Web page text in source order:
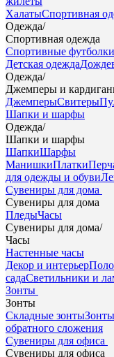
ХалатыСпортивная
Одежда/
Спортивная одежда
Спортивные футболки
Детская одежда
Одежда/
Джемперы и
ДжемперыСвитеры
Шапки и шарфы
Одежда/
Шапки и шарфы
ШапкиШарфы
МанишкиПлатки
для одежды и обуви
Сувениры для дома
Сувениры для дома
ПледыЧасы
Сувениры для дома/
Часы
Настенные часы
Декор и интерьер
садаСветильники и
Зонты
Зонты
Складные зонты
обратного сложения
Сувениры для офиса
Сувениры для офиса